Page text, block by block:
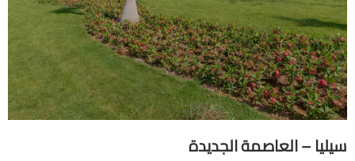
– العاصمة الجديدة